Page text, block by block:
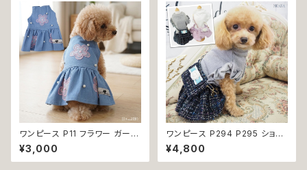
かっこいい クール シャツ 返品
交換不可
型犬 返品交換不可
ワンピース P11 フラワー ガーリ
ー かわいい ドッグウェア dog
犬 猫 ペット 服 犬服 猫服 小型
犬 返品交換不可
¥3,000
ワンピース P294 P295 ショル
ダーバッグ スカートツイード ス
カート フレア バック ピンク パー
プル ネイビー 犬 猫 ペット 犬服
¥4,800